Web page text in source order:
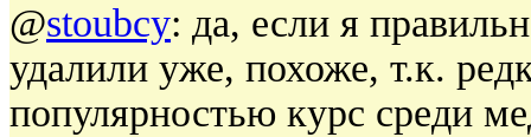
@stoubcy: да, если я
удалили уже, похоже, т.к.
популярностью курс среди